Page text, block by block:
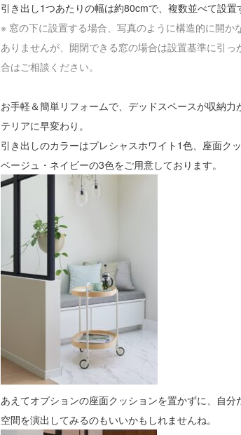
引き出し1つあたりの幅は約80cmで、複数並べて設置
※ 窓の下に設置する場合、写真のように構造的に開か
ありませんが、開閉できる窓の場合は設置基準に引
合はご相談ください。
お手軽＆簡単リフォームで、デッドスペースが収納
テリアに早変わり。
引き出しのカラーはプレシャスホワイト1色、座面ク
ベージュ・ネイビーの3色をご用意しております。
あえてオプションの座面クッションを置かずに、自
空間を演出してみるのもいいかもしれませんね。